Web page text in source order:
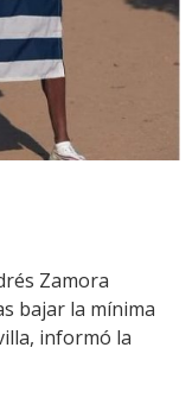
Zamora
bajar la mínima
informó la